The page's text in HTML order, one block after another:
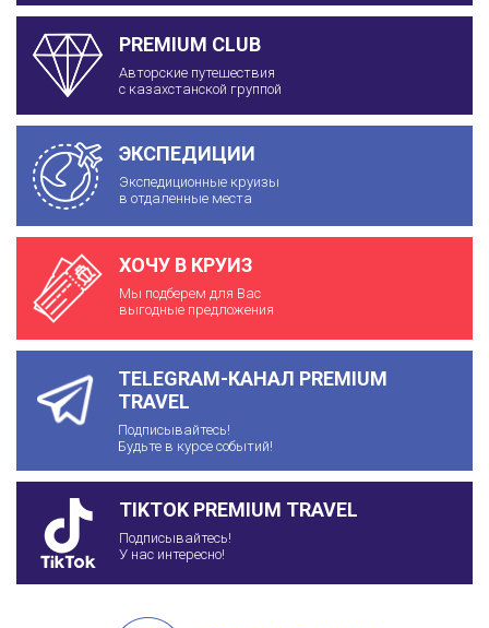
PREMIUM CLUB
Авторские путешествия
с казахстанской группой
ЭКСПЕДИЦИИ
Экспедиционные круизы
в отдаленные места
ХОЧУ В КРУИЗ
Мы подберем для Вас
выгодные предложения
TELEGRAM-КАНАЛ PREMIUM
TRAVEL
Подписывайтесь!
Будьте в курсе событий!
TIKTOK PREMIUM TRAVEL
Подписывайтесь!
У нас интересно!